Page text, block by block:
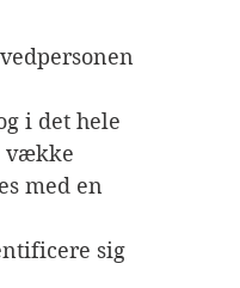
i det hele
vække
med en
sig